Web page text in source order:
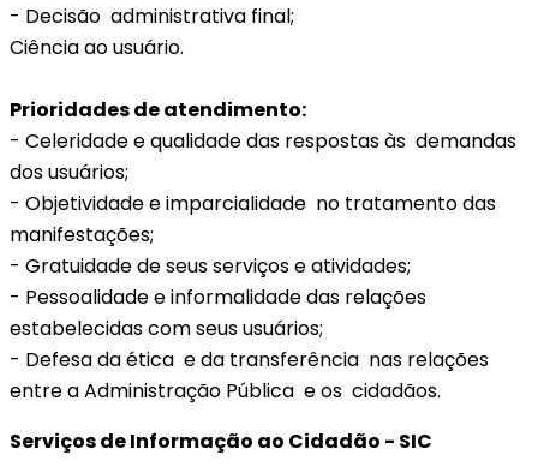
- Decisão administrativa final;
Ciência ao usuário.
Prioridades de atendimento:
- Celeridade e qualidade das respostas às demandas
dos usuários;
- Objetividade e imparcialidade no tratamento das
manifestações;
- Gratuidade de seus serviços e atividades;
- Pessoalidade e informalidade das relações
estabelecidas com seus usuários;
- Defesa da ética e da transferência nas relações
entre a Administração Pública e os cidadãos.
Serviços de Informação ao Cidadão - SIC